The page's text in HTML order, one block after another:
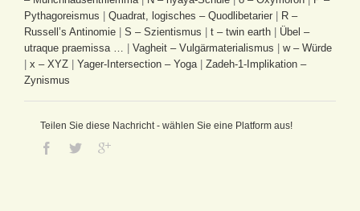
Pythagoreismus
Quadrat, logisches – Quodlibetarier
R –
Russell’s Antinomie
S – Szientismus t – twin earth
Übel –
utraque praemissa …
Vagheit – Vulgärmaterialismus
w – Würde
x – XYZ Yager-Intersection – Yoga
Zadeh-1-Implikation –
Zynismus
Teilen Sie diese Nachricht - wählen Sie eine Platform aus!